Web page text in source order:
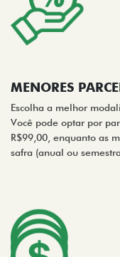
MENORES
Escolha a melhor
Você pode optar por
R$99,00, enquanto as
safra (anual ou